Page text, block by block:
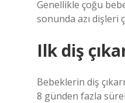
Genellikle çoğu
sonunda azı dişleri
Ilk diş
Bebeklerin diş
8 günden fazla